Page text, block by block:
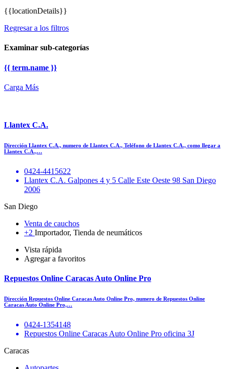
{{locationDetails}}
Regresar a los filtros
Examinar sub-categorías
{{ term.name }}
Carga Más
Llantex C.A.
Dirección Llantex C.A., numero de Llantex C.A., Teléfono de Llantex C.A., como llegar a
Llantex C.A.,…
0424-4415622
Llantex C.A. Galpones 4 y 5 Calle Este Oeste 98 San Diego
2006
San Diego
Venta de cauchos
+2 Importador, Tienda de neumáticos
Vista rápida
Agregar a favoritos
Repuestos Online Caracas Auto Online Pro
Dirección Repuestos Online Caracas Auto Online Pro, numero de Repuestos Online
Caracas Auto Online Pro,…
0424-1354148
Repuestos Online Caracas Auto Online Pro oficina 3J
Caracas